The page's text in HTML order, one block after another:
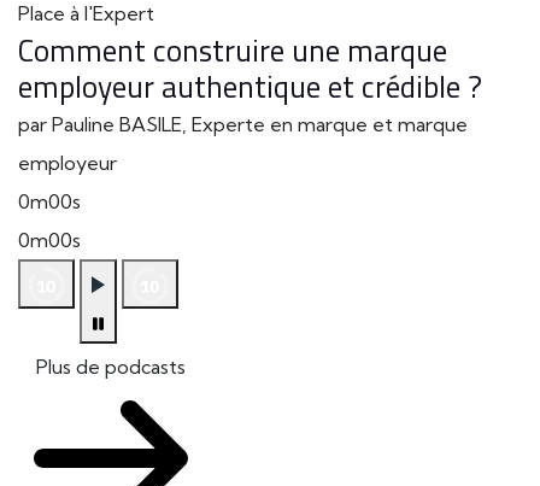
Place à l'Expert
Comment construire une marque
employeur authentique et crédible ?
par Pauline BASILE, Experte en marque et marque
employeur
0m00s
0m00s
Plus de podcasts